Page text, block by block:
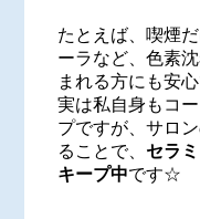
たとえば、喫煙
ーラなど、色素
まれる方にも安心
実は私自身もコ
プですが、サロ
ることで、 セラ
キープ中です☆